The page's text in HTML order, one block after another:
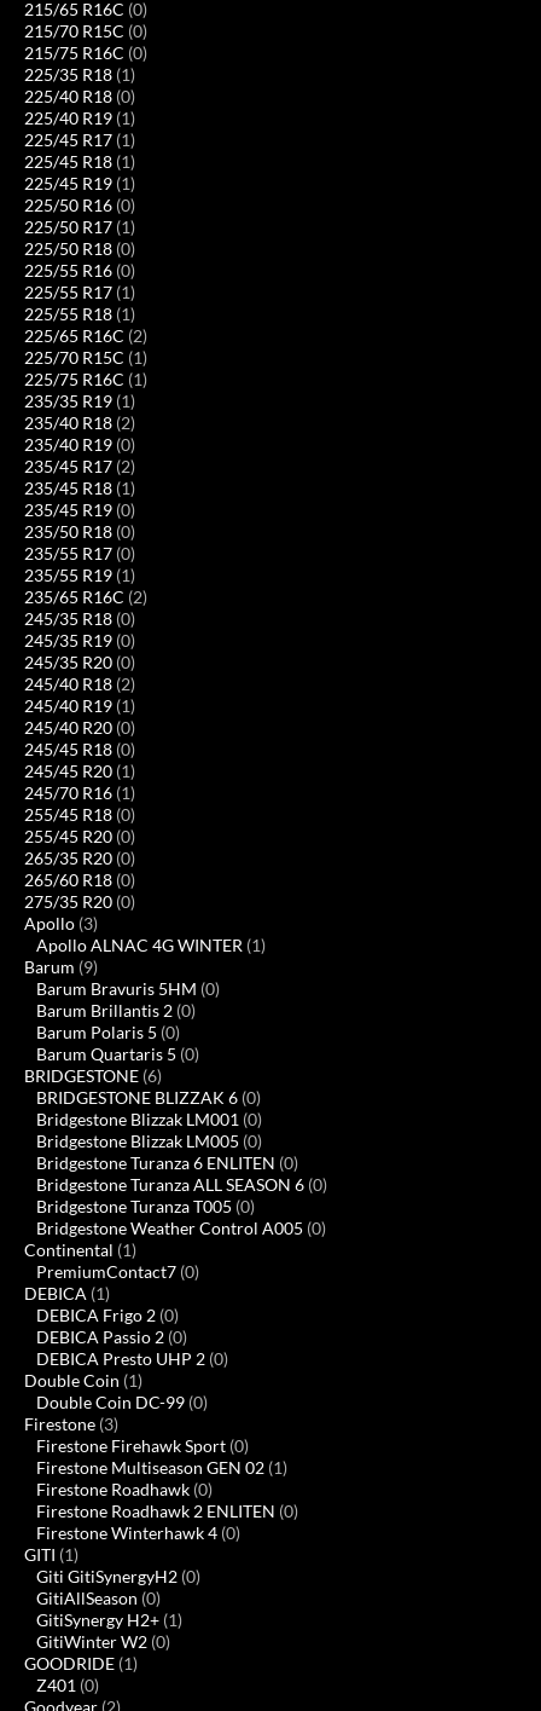
215/65 R16C (0)
215/70 R15C (0)
215/75 R16C (0)
225/35 R18 (1)
225/40 R18 (0)
225/40 R19 (1)
225/45 R17 (1)
225/45 R18 (1)
225/45 R19 (1)
225/50 R16 (0)
225/50 R17 (1)
225/50 R18 (0)
225/55 R16 (0)
225/55 R17 (1)
225/55 R18 (1)
225/65 R16C (2)
225/70 R15C (1)
225/75 R16C (1)
235/35 R19 (1)
235/40 R18 (2)
235/40 R19 (0)
235/45 R17 (2)
235/45 R18 (1)
235/45 R19 (0)
235/50 R18 (0)
235/55 R17 (0)
235/55 R19 (1)
235/65 R16C (2)
245/35 R18 (0)
245/35 R19 (0)
245/35 R20 (0)
245/40 R18 (2)
245/40 R19 (1)
245/40 R20 (0)
245/45 R18 (0)
245/45 R20 (1)
245/70 R16 (1)
255/45 R18 (0)
255/45 R20 (0)
265/35 R20 (0)
265/60 R18 (0)
275/35 R20 (0)
Apollo (3)
Apollo ALNAC 4G WINTER (1)
Barum (9)
Barum Bravuris 5HM (0)
Barum Brillantis 2 (0)
Barum Polaris 5 (0)
Barum Quartaris 5 (0)
BRIDGESTONE (6)
BRIDGESTONE BLIZZAK 6 (0)
Bridgestone Blizzak LM001 (0)
Bridgestone Blizzak LM005 (0)
Bridgestone Turanza 6 ENLITEN (0)
Bridgestone Turanza ALL SEASON 6 (0)
Bridgestone Turanza T005 (0)
Bridgestone Weather Control A005 (0)
Continental (1)
PremiumContact7 (0)
DEBICA (1)
DEBICA Frigo 2 (0)
DEBICA Passio 2 (0)
DEBICA Presto UHP 2 (0)
Double Coin (1)
Double Coin DC-99 (0)
Firestone (3)
Firestone Firehawk Sport (0)
Firestone Multiseason GEN 02 (1)
Firestone Roadhawk (0)
Firestone Roadhawk 2 ENLITEN (0)
Firestone Winterhawk 4 (0)
GITI (1)
Giti GitiSynergyH2 (0)
GitiAllSeason (0)
GitiSynergy H2+ (1)
GitiWinter W2 (0)
GOODRIDE (1)
Z401 (0)
Goodyear (2)